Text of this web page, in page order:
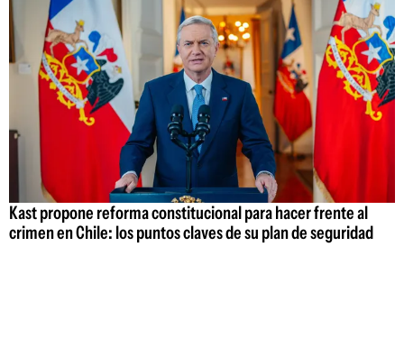
Kast propone reforma constitucional para hacer frente al
crimen en Chile: los puntos claves de su plan de seguridad